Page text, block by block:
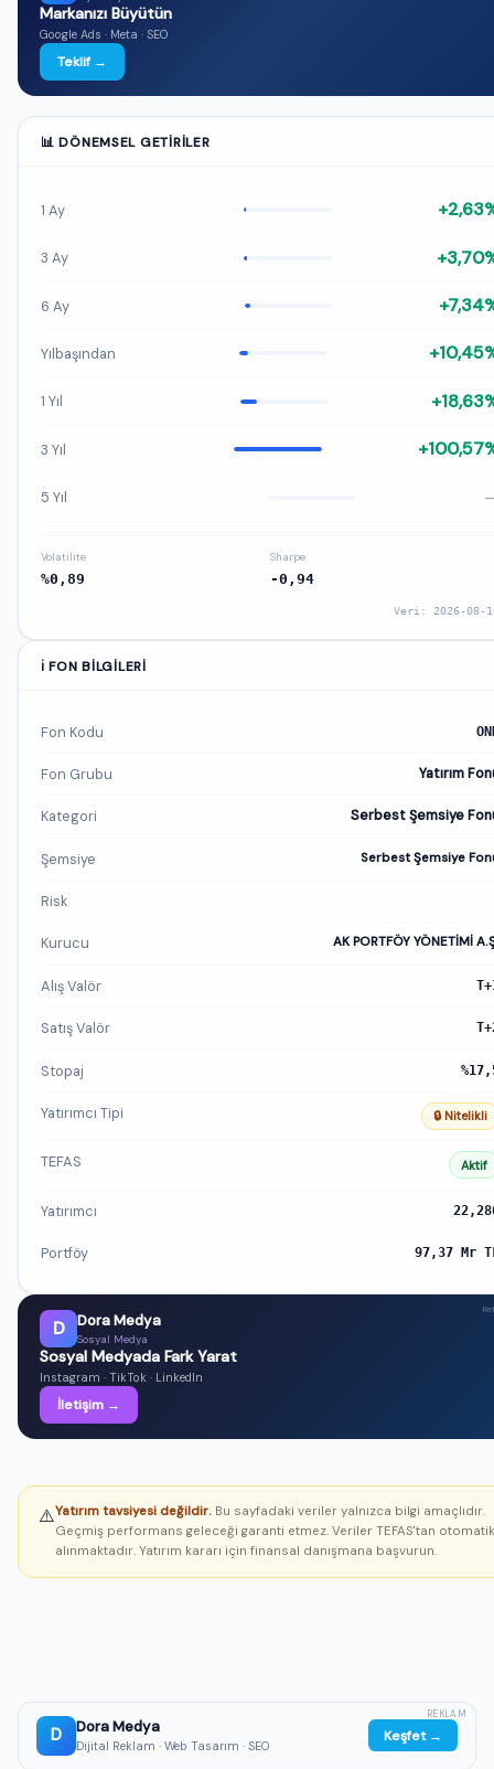
Markanızı Büyütün
Google Ads · Meta · SEO
Teklif →
📊 DÖNEMSEL GETIRILER
1 Ay
3 Ay
6 Ay
Yılbaşından
1 Yıl
3 Yıl
5 Yıl
Volatilite
%0,89
Sharpe
-0,94
Veri: 2026-08-
ℹ️ FON BILGILERI
Fon Kodu
Fon Grubu Yatırım
Kategori Serbest Şemsiye
Şemsiye Serbest Şemsiye
Risk
Kurucu AK PORTFÖY YÖNETİMİ
Alış Valör
Satış Valör
Stopaj
Yatırımcı Tipi 🔒 Nitelikli
TEFAS Aktif
Yatırımcı
Portföy 97,37 Mr
D Dora Medya
Sosyal Medya
Sosyal Medyada Fark Yarat
Instagram · TikTok · LinkedIn
İletişim →
⚠️Yatırım tavsiyesi değildir. Bu sayfadaki veriler yalnızca bilgi amaçlıdır.
Geçmiş performans geleceği garanti etmez. Veriler TEFAS'tan otomatik
alınmaktadır. Yatırım kararı için finansal danışmana başvurun.
D Dora Medya
Dijital Reklam · Web Tasarım · SEO
Keşfet →
REKLAM